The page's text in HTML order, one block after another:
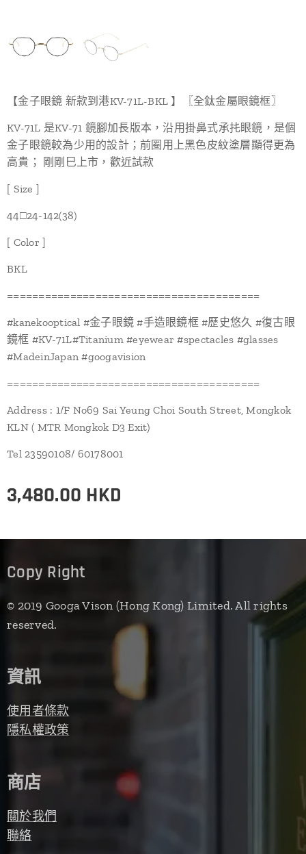
【金子眼鏡 新款到港KV-71L-BKL 】〖全鈦金屬眼鏡框〗
KV-71L 是KV-71 鏡腳加長版本，沿用掛鼻式承扥眼鏡，是個
金子眼鏡較為少用的設計；前圈用上黑色皮紋塗層顯得更為
高貴； 剛剛巳上市，歡近試款
[ Size ]
44□24-142(38)
[ Color ]
BKL
========================================
#kanekooptical #金子眼鏡 #手造眼鏡框 #歷史悠久 #復古眼
鏡框 #KV-71L#Titanium #eyewear #spectacles #glasses
#MadeinJapan #googavision
========================================
Address : 1/F No69 Sai Yeung Choi South Street, Mongkok
KLN ( MTR Mongkok D3 Exit)
Tel 23590108/ 60178001
3,480.00 HKD
Copy Right
© 2019 Googa Vison (Hong Kong) Limited. All rights
reserved.
資訊
使用者條款
隱私權政策
商店
關於我們
聯絡